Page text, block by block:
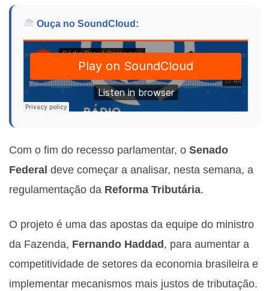
Ouça no SoundCloud:
Com o fim do recesso parlamentar, o Senado
Federal deve começar a analisar, nesta semana, a
regulamentação da Reforma Tributária.
O projeto é uma das apostas da equipe do ministro
da Fazenda, Fernando Haddad, para aumentar a
competitividade de setores da economia brasileira e
implementar mecanismos mais justos de tributação.